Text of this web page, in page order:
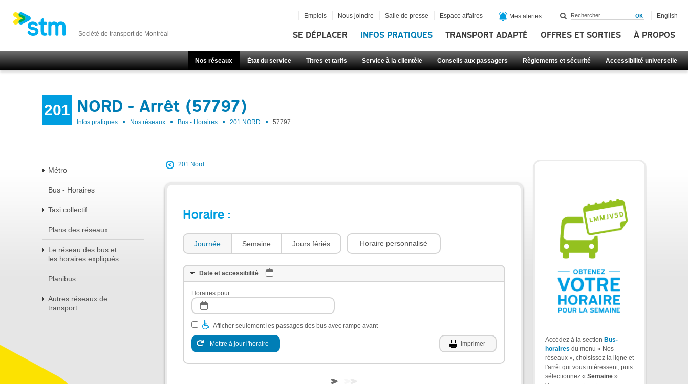
Société de transport de Montréal SE DÉPLACER INFOS PRATIQUES TRANSPORT ADAPTÉ OFFRES ET SORTIES À PROPOS
Nos réseaux État du service Titres et tarifs Service à la clientèle Conseils aux passagers Règlements et sécurité Accessibilité universelle
Emplois Nous joindre Salle de presse Espace affaires Mes alertes English
201 NORD - Arrêt (57797)
Infos pratiques Nos réseaux Bus - Horaires 201 NORD 57797
Métro
Bus - Horaires
Taxi collectif
Plans des réseaux
Le réseau des bus et
les horaires expliqués
Planibus
Autres réseaux de
transport
201 Nord
Horaire :
Journée Semaine Jours fériés Horaire personnalisé
Date et accessibilité
Horaires pour :
Afficher seulement les passages des bus avec rampe avant
Mettre à jour l'horaire Imprimer
Accédez à la section Bus-
horaires du menu « Nos
réseaux », choisissez la ligne et
l'arrêt qui vous intéressent, puis
sélectionnez « Semaine ».